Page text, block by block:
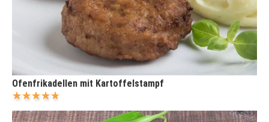
Ofenfrikadellen mit Kartoffelstampf